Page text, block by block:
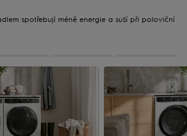
spotřebují méně energie a suší při poloviční